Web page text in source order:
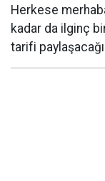
Herkese
kadar da ilginç
tarifi